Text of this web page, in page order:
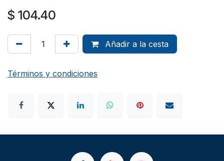
$ 104.40
Añadir a la cesta
Términos y condiciones